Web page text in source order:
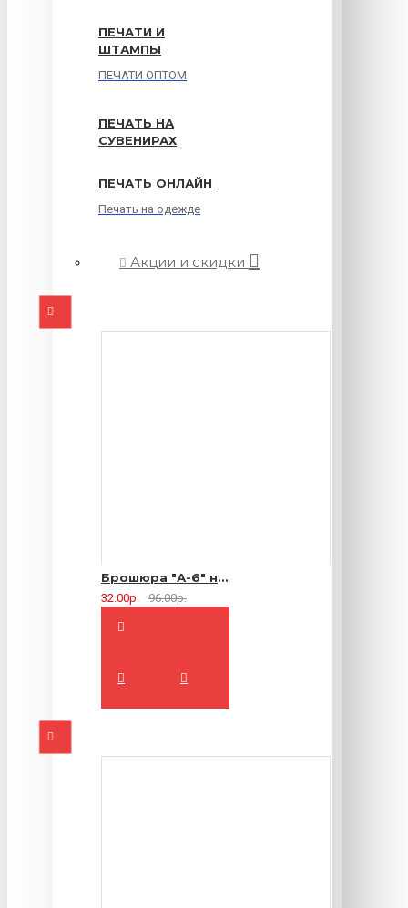
ПЕЧАТИ И
ШТАМПЫ
ПЕЧАТИ ОПТОМ
ПЕЧАТЬ НА
СУВЕНИРАХ
ПЕЧАТЬ ОНЛАЙН
Печать на одежде
Акции и скидки
Брошюра "А-6" на 2 скрепки - 16 страниц
32.00р. 96.00р.